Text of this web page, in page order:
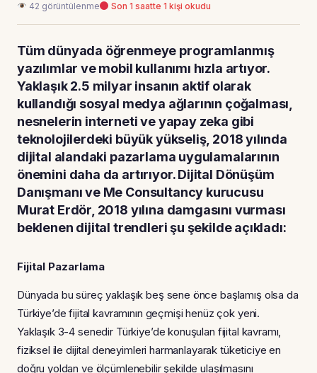
42 görüntülenme
Son 1 saatte 1 kişi okudu
Tüm dünyada öğrenmeye programlanmış
yazılımlar ve mobil kullanımı hızla artıyor.
Yaklaşık 2.5 milyar insanın aktif olarak
kullandığı sosyal medya ağlarının çoğalması,
nesnelerin interneti ve yapay zeka gibi
teknolojilerdeki büyük yükseliş, 2018 yılında
dijital alandaki pazarlama uygulamalarının
önemini daha da artırıyor. Dijital Dönüşüm
Danışmanı ve Me Consultancy kurucusu
Murat Erdör, 2018 yılına damgasını vurması
beklenen dijital trendleri şu şekilde açıkladı:
Fijital Pazarlama
Dünyada bu süreç yaklaşık beş sene önce başlamış olsa da
Türkiye’de fijital kavramının geçmişi henüz çok yeni.
Yaklaşık 3-4 senedir Türkiye’de konuşulan fijital kavramı,
fiziksel ile dijital deneyimleri harmanlayarak tüketiciye en
doğru yoldan ve ölçümlenebilir şekilde ulaşılmasını